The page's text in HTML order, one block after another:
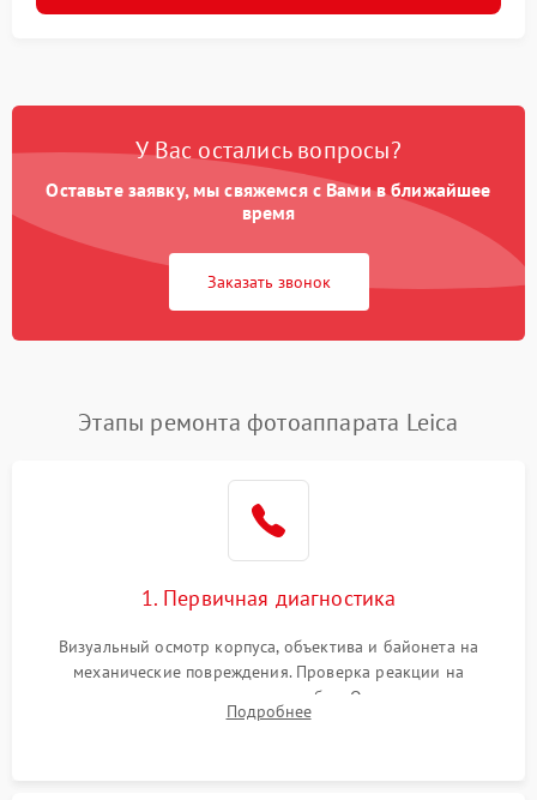
У Вас остались вопросы?
Оставьте заявку, мы свяжемся с Вами в ближайшее
время
Заказать звонок
Этапы ремонта фотоаппарата Leica
1. Первичная диагностика
Визуальный осмотр корпуса, объектива и байонета на
механические повреждения. Проверка реакции на
включение, считывание кодов ошибок. Оценка состояния
матрицы и затвора, проверка работы автофокуса и вспышки.
Подробнее